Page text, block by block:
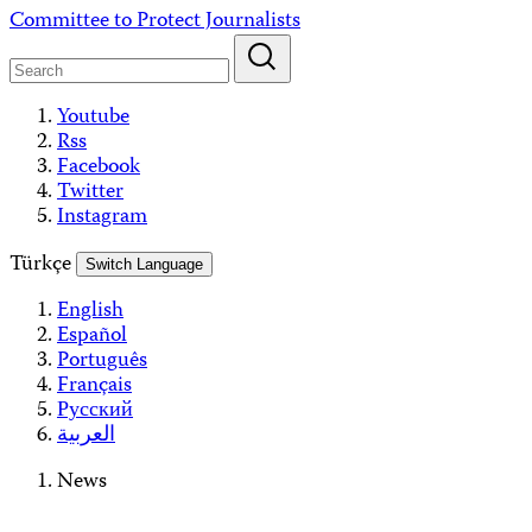
Skip
content
Committee to Protect Journalists
Youtube
Rss
Facebook
Twitter
Instagram
Türkçe
Switch Language
English
Español
Português
Français
Русский
العربية
News